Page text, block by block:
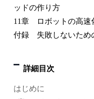
ッドの作り方
11章 ロボットの高速
付録 失敗しないため
詳細目次
はじめに